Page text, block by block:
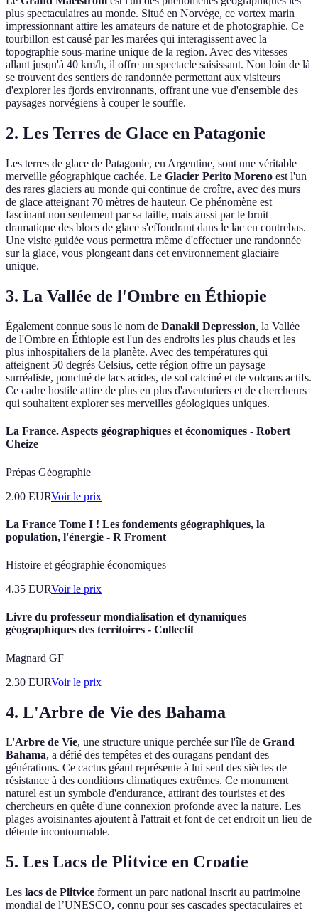
plus spectaculaires au monde. Situé en Norvège, ce vortex marin
impressionnant attire les amateurs de nature et de photographie. Ce
tourbillon est causé par les marées qui interagissent avec la
topographie sous-marine unique de la region. Avec des vitesses
allant jusqu'à 40 km/h, il offre un spectacle saisissant. Non loin de là
se trouvent des sentiers de randonnée permettant aux visiteurs
d'explorer les fjords environnants, offrant une vue d'ensemble des
paysages norvégiens à couper le souffle.
2. Les Terres de Glace en Patagonie
Les terres de glace de Patagonie, en Argentine, sont une véritable
merveille géographique cachée. Le Glacier Perito Moreno est l'un
des rares glaciers au monde qui continue de croître, avec des murs
de glace atteignant 70 mètres de hauteur. Ce phénomène est
fascinant non seulement par sa taille, mais aussi par le bruit
dramatique des blocs de glace s'effondrant dans le lac en contrebas.
Une visite guidée vous permettra même d'effectuer une randonnée
sur la glace, vous plongeant dans cet environnement glaciaire
unique.
3. La Vallée de l'Ombre en Éthiopie
Également connue sous le nom de Danakil Depression, la Vallée
de l'Ombre en Éthiopie est l'un des endroits les plus chauds et les
plus inhospitaliers de la planète. Avec des températures qui
atteignent 50 degrés Celsius, cette région offre un paysage
surréaliste, ponctué de lacs acides, de sol calciné et de volcans actifs.
Ce cadre hostile attire de plus en plus d'aventuriers et de chercheurs
qui souhaitent explorer ses merveilles géologiques uniques.
La France. Aspects géographiques et économiques - Robert
Cheize
Prépas Géographie
2.00 EURVoir le prix
La France Tome I ! Les fondements géographiques, la
population, l'énergie - R Froment
Histoire et géographie économiques
4.35 EURVoir le prix
Livre du professeur mondialisation et dynamiques
géographiques des territoires - Collectif
Magnard GF
2.30 EURVoir le prix
4. L'Arbre de Vie des Bahama
L'Arbre de Vie, une structure unique perchée sur l'île de Grand
Bahama, a défié des tempêtes et des ouragans pendant des
générations. Ce cactus géant représente à lui seul des siècles de
résistance à des conditions climatiques extrêmes. Ce monument
naturel est un symbole d'endurance, attirant des touristes et des
chercheurs en quête d'une connexion profonde avec la nature. Les
plages avoisinantes ajoutent à l'attrait et font de cet endroit un lieu de
détente incontournable.
5. Les Lacs de Plitvice en Croatie
Les lacs de Plitvice forment un parc national inscrit au patrimoine
mondial de l’UNESCO, connu pour ses cascades spectaculaires et